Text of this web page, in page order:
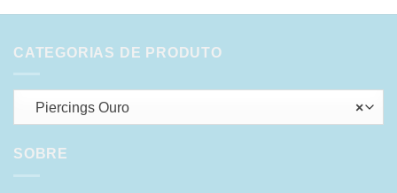
CATEGORIAS DE PRODUTO
×
Piercings Ouro
SOBRE